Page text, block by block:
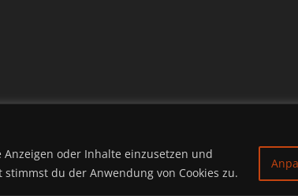
oder Inhalte einzusetzen und
du der Anwendung von Cookies zu.